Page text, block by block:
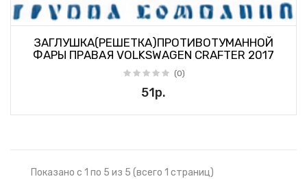
ЗАГЛУШКА(РЕШЕТКА)ПРОТИВОТУМАННОЙ
ФАРЫ ПРАВАЯ VOLKSWAGEN CRAFTER 2017
(0)
51р.
Показано с 1 по 5 из 5 (всего 1 страниц)